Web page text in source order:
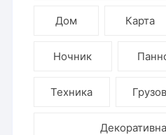
Дом Карта
Ночник
Техника